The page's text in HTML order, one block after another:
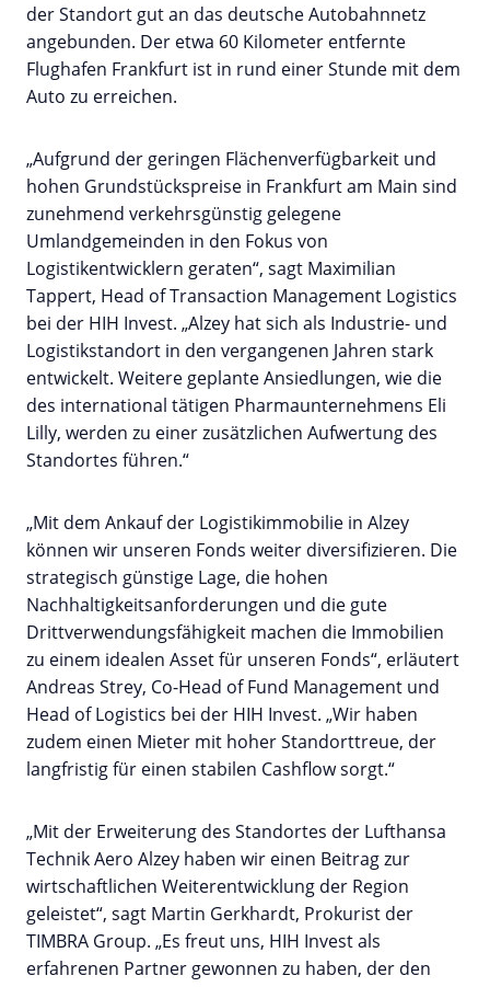
der Standort gut an das deutsche Autobahnnetz
angebunden. Der etwa 60 Kilometer entfernte
Flughafen Frankfurt ist in rund einer Stunde mit dem
Auto zu erreichen.
„Aufgrund der geringen Flächenverfügbarkeit und
hohen Grundstückspreise in Frankfurt am Main sind
zunehmend verkehrsgünstig gelegene
Umlandgemeinden in den Fokus von
Logistikentwicklern geraten“, sagt Maximilian
Tappert, Head of Transaction Management Logistics
bei der HIH Invest. „Alzey hat sich als Industrie- und
Logistikstandort in den vergangenen Jahren stark
entwickelt. Weitere geplante Ansiedlungen, wie die
des international tätigen Pharmaunternehmens Eli
Lilly, werden zu einer zusätzlichen Aufwertung des
Standortes führen.“
„Mit dem Ankauf der Logistikimmobilie in Alzey
können wir unseren Fonds weiter diversifizieren. Die
strategisch günstige Lage, die hohen
Nachhaltigkeitsanforderungen und die gute
Drittverwendungsfähigkeit machen die Immobilien
zu einem idealen Asset für unseren Fonds“, erläutert
Andreas Strey, Co-Head of Fund Management und
Head of Logistics bei der HIH Invest. „Wir haben
zudem einen Mieter mit hoher Standorttreue, der
langfristig für einen stabilen Cashflow sorgt.“
„Mit der Erweiterung des Standortes der Lufthansa
Technik Aero Alzey haben wir einen Beitrag zur
wirtschaftlichen Weiterentwicklung der Region
geleistet“, sagt Martin Gerkhardt, Prokurist der
TIMBRA Group. „Es freut uns, HIH Invest als
erfahrenen Partner gewonnen zu haben, der den